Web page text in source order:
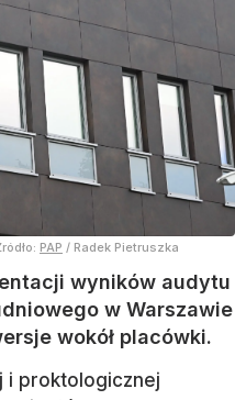
PAP / Radek Pietruszka
wyników audytu
w Warszawie
wokół placówki.
i proktologicznej